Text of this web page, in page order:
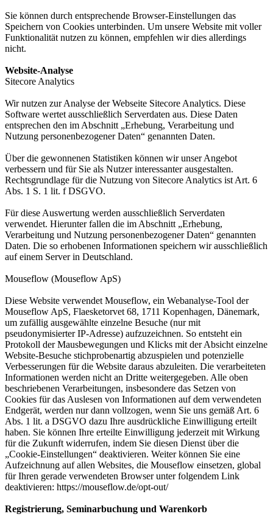
Sie können durch entsprechende Browser-Einstellungen das
Speichern von Cookies unterbinden. Um unsere Website mit voller
Funktionalität nutzen zu können, empfehlen wir dies allerdings
nicht.
Website-Analyse
Sitecore Analytics
Wir nutzen zur Analyse der Webseite Sitecore Analytics. Diese
Software wertet ausschließlich Serverdaten aus. Diese Daten
entsprechen den im Abschnitt „Erhebung, Verarbeitung und
Nutzung personenbezogener Daten“ genannten Daten.
Über die gewonnenen Statistiken können wir unser Angebot
verbessern und für Sie als Nutzer interessanter ausgestalten.
Rechtsgrundlage für die Nutzung von Sitecore Analytics ist Art. 6
Abs. 1 S. 1 lit. f DSGVO.
Für diese Auswertung werden ausschließlich Serverdaten
verwendet. Hierunter fallen die im Abschnitt „Erhebung,
Verarbeitung und Nutzung personenbezogener Daten“ genannten
Daten. Die so erhobenen Informationen speichern wir ausschließlich
auf einem Server in Deutschland.
Mouseflow (Mouseflow ApS)
Diese Website verwendet Mouseflow, ein Webanalyse-Tool der
Mouseflow ApS, Flaesketorvet 68, 1711 Kopenhagen, Dänemark,
um zufällig ausgewählte einzelne Besuche (nur mit
pseudonymisierter IP-Adresse) aufzuzeichnen. So entsteht ein
Protokoll der Mausbewegungen und Klicks mit der Absicht einzelne
Website-Besuche stichprobenartig abzuspielen und potenzielle
Verbesserungen für die Website daraus abzuleiten. Die verarbeiteten
Informationen werden nicht an Dritte weitergegeben. Alle oben
beschriebenen Verarbeitungen, insbesondere das Setzen von
Cookies für das Auslesen von Informationen auf dem verwendeten
Endgerät, werden nur dann vollzogen, wenn Sie uns gemäß Art. 6
Abs. 1 lit. a DSGVO dazu Ihre ausdrückliche Einwilligung erteilt
haben. Sie können Ihre erteilte Einwilligung jederzeit mit Wirkung
für die Zukunft widerrufen, indem Sie diesen Dienst über die
„Cookie-Einstellungen“ deaktivieren. Weiter können Sie eine
Aufzeichnung auf allen Websites, die Mouseflow einsetzen, global
für Ihren gerade verwendeten Browser unter folgendem Link
deaktivieren: https://mouseflow.de/opt-out/
Registrierung, Seminarbuchung und Warenkorb